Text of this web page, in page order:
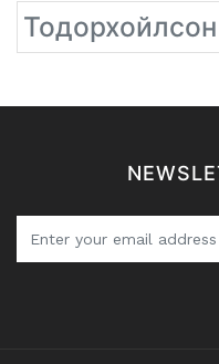
Тодорхойлсон